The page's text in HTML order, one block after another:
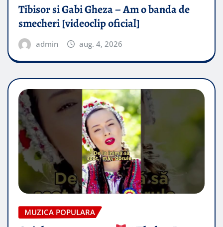
Tibisor si Gabi Gheza – Am o banda de
smecheri [videoclip oficial]
admin aug. 4, 2026
MUZICA POPULARA